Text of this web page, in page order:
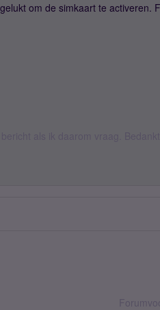
om de simkaart te activeren.